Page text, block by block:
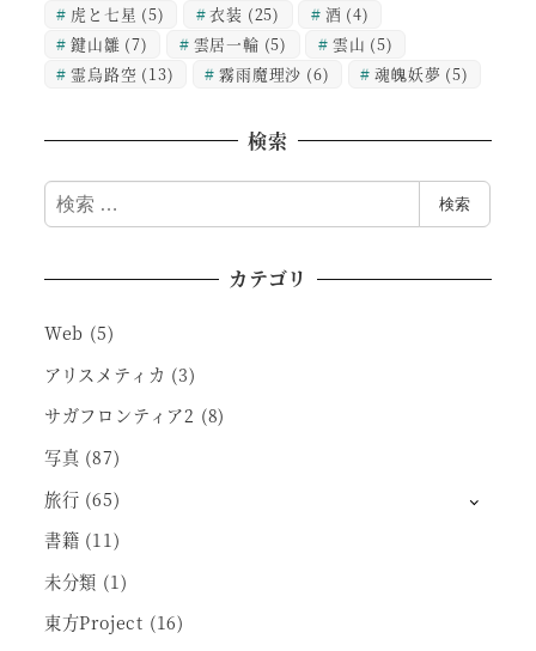
虎と七星 (5) 衣装 (25) 酒 (4)
鍵山雛 (7) 雲居一輪 (5) 雲山 (5)
霊烏路空 (13) 霧雨魔理沙 (6) 魂魄妖夢 (5)
検索
検
索
検索
カテゴリ
Web (5)
アリスメティカ (3)
サガフロンティア2 (8)
写真 (87)
旅行 (65)
書籍 (11)
未分類 (1)
東方Project (16)